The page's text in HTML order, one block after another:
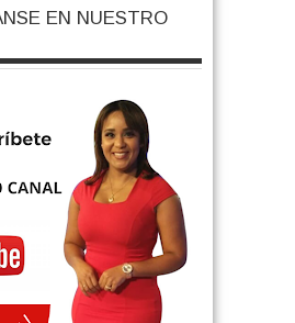
EN NUESTRO